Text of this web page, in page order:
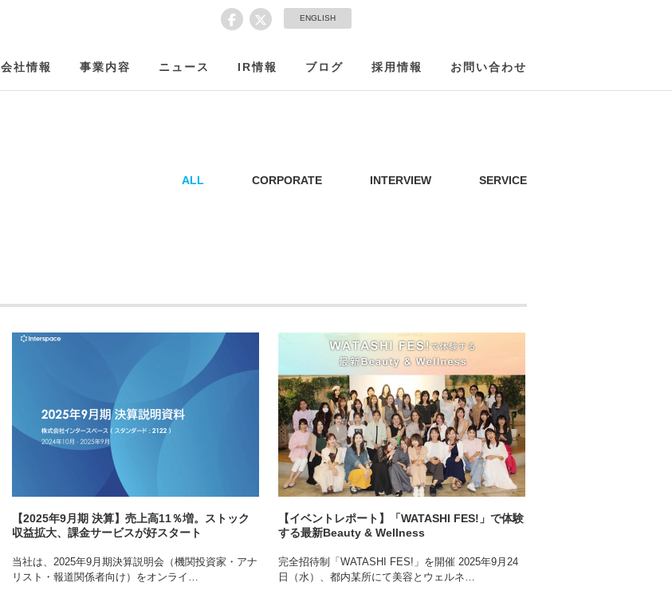
ENGLISH
会社情報 事業内容 ニュース IR情報 ブログ 採用情報 お問い合わせ
ALL CORPORATE INTERVIEW SERVICE
【2025年9月期 決算】売上高11％増。ストック
収益拡大、課金サービスが好スタート
当社は、2025年9月期決算説明会（機関投資家・アナ
リスト・報道関係者向け）をオンライ…
【イベントレポート】「WATASHI FES!」で体験
する最新Beauty & Wellness
完全招待制「WATASHI FES!」を開催 2025年9月24
日（水）、都内某所にて美容とウェルネ…